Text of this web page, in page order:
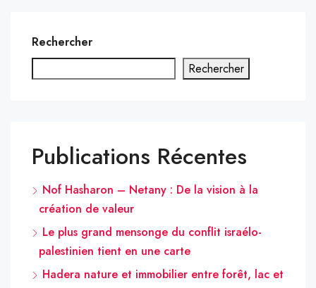
Rechercher
Rechercher
Publications Récentes
Nof Hasharon – Netany : De la vision à la
création de valeur
Le plus grand mensonge du conflit israélo-
palestinien tient en une carte
Hadera nature et immobilier entre forêt, lac et